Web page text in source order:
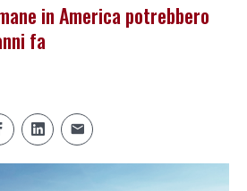
in America potrebbero
fa